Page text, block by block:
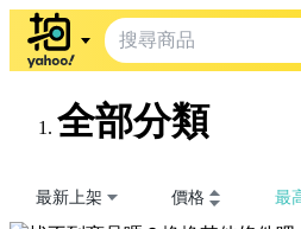
全部分類
最新上架 價格 最